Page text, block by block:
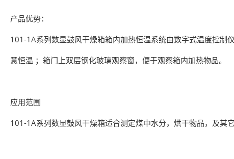
产品优势：
101-1A系列数显鼓风干燥箱箱内加热恒温系统由数字式温度控
意恒温 ；箱门上双层钢化玻璃观察窗，便于观察箱内加热物品。
应用范围
101-1A系列数显鼓风干燥箱适合测定煤中水分，烘干物品，及其